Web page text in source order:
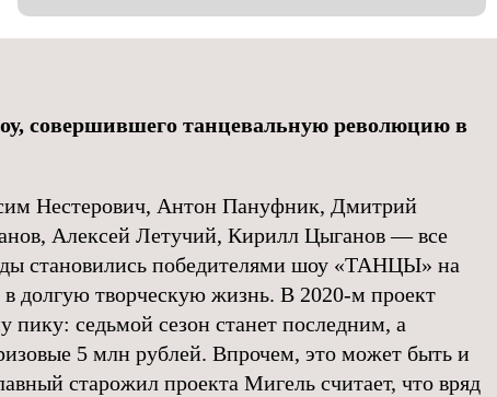
совершившего танцевальную революцию в
Нестерович, Антон Пануфник, Дмитрий
Алексей Летучий, Кирилл Цыганов — все
становились победителями шоу «ТАНЦЫ» на
долгую творческую жизнь. В 2020-м проект
седьмой сезон станет последним, а
5 млн рублей. Впрочем, это может быть и
старожил проекта Мигель считает, что вряд